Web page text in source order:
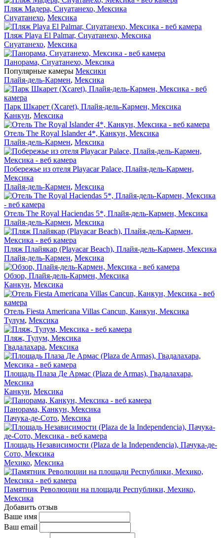
Пляж Мадера, Сиуатанехо, Мексика
Сиуатанехо, Мексика
Пляж Playa El Palmar, Сиуатанехо, Мексика
Сиуатанехо, Мексика
Панорама, Сиуатанехо, Мексика
Популярные камеры Мексики
Плайя-дель-Кармен, Мексика
Парк Шкарет (Xcaret), Плайя-дель-Кармен, Мексика
Канкун, Мексика
Отель The Royal Islander 4*, Канкун, Мексика
Плайя-дель-Кармен, Мексика
Побережье из отеля Playacar Palace, Плайя-дель-Кармен,
Мексика
Плайя-дель-Кармен, Мексика
Отель The Royal Haciendas 5*, Плайя-дель-Кармен, Мексика
Плайя-дель-Кармен, Мексика
Пляж Плайякар (Playacar Beach), Плайя-дель-Кармен, Мексика
Плайя-дель-Кармен, Мексика
Обзор, Плайя-дель-Кармен, Мексика
Канкун, Мексика
Отель Fiesta Americana Villas Cancun, Канкун, Мексика
Тулум, Мексика
Пляж, Тулум, Мексика
Гвадалахара, Мексика
Площадь Плаза Де Армас (Plaza de Armas), Гвадалахара,
Мексика
Канкун, Мексика
Панорама, Канкун, Мексика
Пачука-де-Сото, Мексика
Площадь Независимости (Plaza de la Independencia), Пачука-де-
Сото, Мексика
Мехико, Мексика
Памятник Революции на площади Республики, Мехико,
Мексика
Добавить отзыв
Ваше имя
Ваш email